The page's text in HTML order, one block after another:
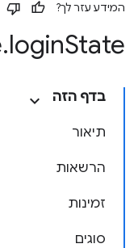
המידע עזר לך?
.loginState
בדף הזה
תיאור
הרשאות
זמינות
סוגים